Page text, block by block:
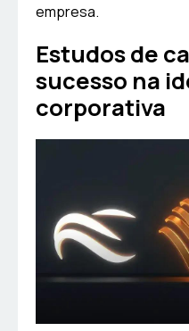
empresa.
Estudos de
sucesso na
corporativa